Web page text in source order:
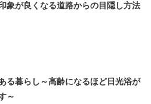
象が良くなる道路からの目隠し方法
る暮らし～高齢になるほど日光浴が
～